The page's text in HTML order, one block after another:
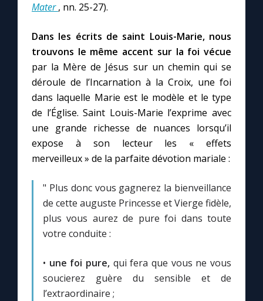
Mes intentions de prière
Une Minute avec Marie
Une neuvaine
À la une
1000 Raisons de Croire
Contact
Faire un don
Marie de Nazareth
Mater , nn. 25-27).
Dans les écrits de saint Louis-Marie, nous
trouvons le même accent sur la foi vécue
par la Mère de Jésus sur un chemin qui se
déroule de l’Incarnation à la Croix, une foi
dans laquelle Marie est le modèle et le type
de l’Église. Saint Louis-Marie l’exprime avec
une grande richesse de nuances lorsqu’il
expose à son lecteur les « effets
merveilleux » de la parfaite dévotion mariale :
" Plus donc vous gagnerez la bienveillance
de cette auguste Princesse et Vierge fidèle,
plus vous aurez de pure foi dans toute
votre conduite :
• une foi pure, qui fera que vous ne vous
soucierez guère du sensible et de
l’extraordinaire ;